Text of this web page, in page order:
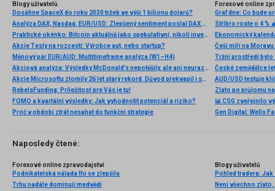
Blogy uživatelů
Dosáhne SpaceX do roku 2030 tržeb ve výši 1 bilionu dolarů?
Analýza DAX, Nasdaq, EUR/USD: Zlepšený sentiment poslal DAX na nová maxima
Praktické okénko: Bitcoin aktuálně jako spekulativní, nikoli investiční aktivum
Akcie Tesly na rozcestí: Výrobce aut, nebo startup?
Měnový pár EUR/AUD: Multitimeframe analýza (W1–H4)
Akciová analýza: Výsledky McDonald’s nepotěšily, ale ani neurazily. Jakou vizi společnost prezentovala?
Akcie Microsoftu zlomily 26 let starý rekord. Důvod překvapil i samotné investory
RebelsFunding: Príležitosť pre Vás je tu!
FOMO a kvartální výsledky: Jak vyhodnotit potenciál a riziko?
Proč v období ztrát nesahat do funkční strategie
Forexové online
Stříbro roste o 4 %
Ekonomický
AUD/USD testuje
Zlato po průlomu
📊 CSG zveřejnilo
Naposledy čtené:
Forexové online zpravodajství
Podnikatelská nálada Ifo se zlepšila
Trhu nadále dominují medvědi
Blogy uživatelů
Pohled tradera:
Není všechno